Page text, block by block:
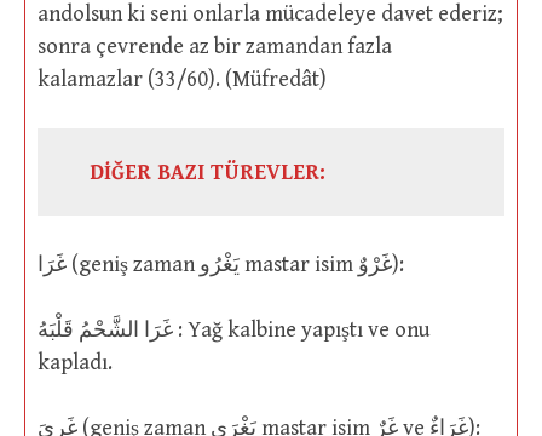
andolsun ki seni onlarla mücadeleye davet ederiz;
sonra çevrende az bir zamandan fazla
kalamazlar (33/60). (Müfredât)
DİĞER BAZI TÜREVLER:
غَرَا (geniş zaman يَغْرُو mastar isim غَرْوٌ):
غَرَا الشَّحْمُ قَلْبَهُ : Yağ kalbine yapıştı ve onu
kapladı.
غَرِىَ (geniş zaman يَغْرَى mastar isim غَرٌ ve غَرَاءٌ):